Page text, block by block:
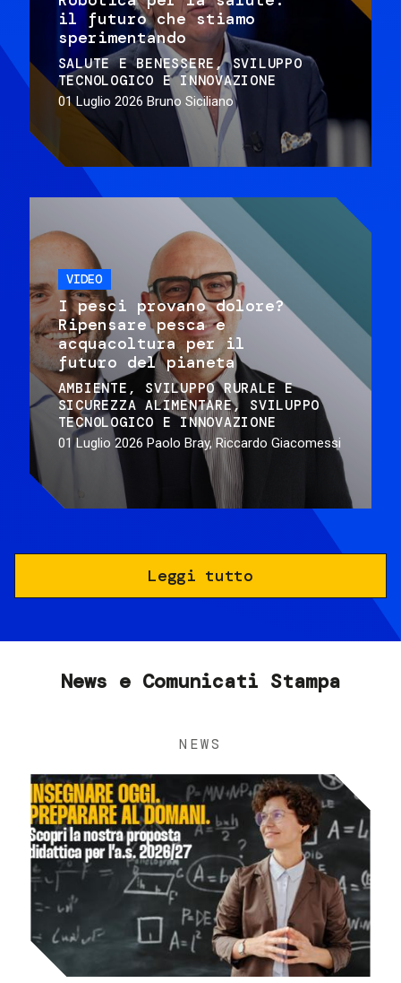
il futuro che stiamo
sperimentando
SALUTE E BENESSERE
SVILUPPO
TECNOLOGICO E INNOVAZIONE
01 Luglio 2026 Bruno Siciliano
VIDEO
I pesci provano dolore?
Ripensare pesca e
acquacoltura per il
futuro del pianeta
AMBIENTE
SVILUPPO RURALE E
SICUREZZA ALIMENTARE
SVILUPPO
TECNOLOGICO E INNOVAZIONE
01 Luglio 2026 Paolo Bray, Riccardo Giacomessi
Leggi tutto
News e Comunicati Stampa
NEWS